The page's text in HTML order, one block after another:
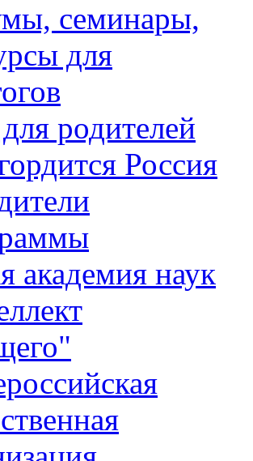
семинары,
для
родителей
Россия
академия наук